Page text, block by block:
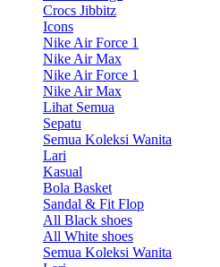
Crocs Jibbitz
Icons
Nike Air Force 1
Nike Air Max
Nike Air Force 1
Nike Air Max
Lihat Semua
Sepatu
Semua Koleksi Wanita
Lari
Kasual
Bola Basket
Sandal & Fit Flop
All Black shoes
All White shoes
Semua Koleksi Wanita